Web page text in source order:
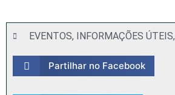
EVENTOS, INFORMAÇÕES ÚTEIS,
Partilhar no Facebook